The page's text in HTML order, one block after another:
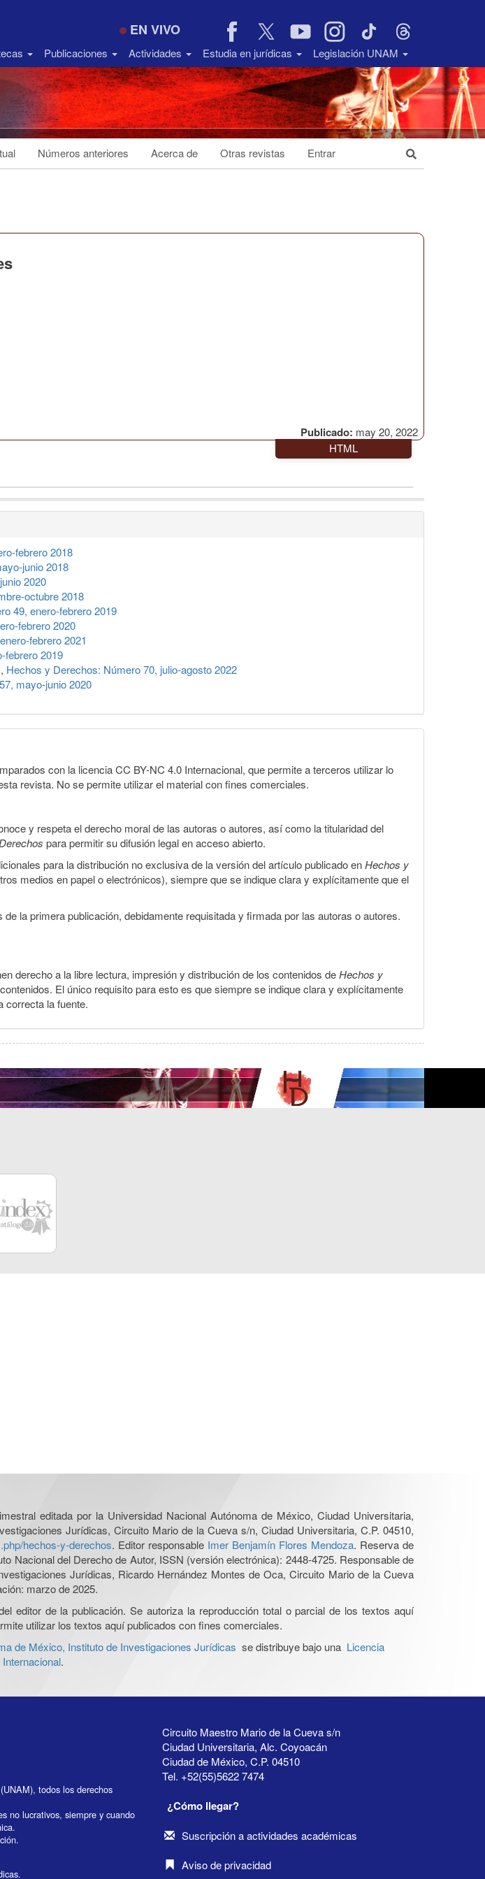
EN VIVO
Publicaciones Actividades Estudia en jurídicas Legislación UNAM
Números anteriores Acerca de Otras revistas Entrar
Publicado: may 20, 2022
HTML
febrero 2018
junio 2018
2020
octubre 2018
49, enero-febrero 2019
febrero 2020
febrero 2021
febrero 2019
, Hechos y Derechos: Número 70, julio-agosto 2022
mayo-junio 2020
con la licencia CC BY-NC 4.0 Internacional, que permite a terceros utilizar lo
revista. No se permite utilizar el material con fines comerciales.
y respeta el derecho moral de las autoras o autores, así como la titularidad del
para permitir su difusión legal en acceso abierto.
para la distribución no exclusiva de la versión del artículo publicado enHechos y
medios en papel o electrónicos), siempre que se indique clara y explícitamente que el
la primera publicación, debidamente requisitada y firmada por las autoras o autores.
derecho a la libre lectura, impresión y distribución de los contenidos deHechos y
El único requisito para esto es que siempre se indique clara y explícitamente
correcta la fuente.
editada por la Universidad Nacional Autónoma de México, Ciudad Universitaria,
Jurídicas, Circuito Mario de la Cueva s/n, Ciudad Universitaria, C.P. 04510,
hechos-y-derechos. Editor responsable Imer Benjamín Flores Mendoza. Reserva de
Nacional del Derecho de Autor, ISSN (versión electrónica): 2448-4725. Responsable de
Jurídicas, Ricardo Hernández Montes de Oca, Circuito Mario de la Cueva
marzo de 2025.
editor de la publicación. Se autoriza la reproducción total o parcial de los textos aquí
utilizar los textos aquí publicados con fines comerciales.
de México, Instituto de Investigaciones Jurídicas se distribuye bajo una Licencia
.
todos los derechos
no lucrativos, siempre y cuando
Circuito Maestro Mario de la Cueva s/n
Ciudad Universitaria, Alc. Coyoacán
Ciudad de México, C.P. 04510
Tel. +52(55)5622 7474
¿Cómo llegar?
Suscripción a actividades académicas
Aviso de privacidad